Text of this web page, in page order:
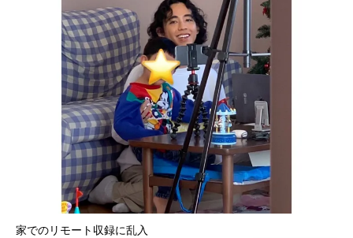
家でのリモート収録に乱入